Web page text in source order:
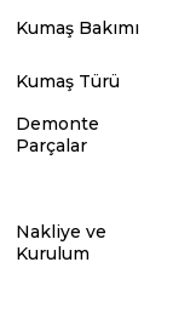
Kumaş Bakımı
Kumaş Türü
Demonte
Parçalar
Nakliye ve
Kurulum